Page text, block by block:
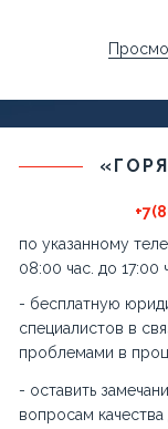
по указанному
08:00 час. до 17:00
- бесплатную
специалистов в
проблемами в
- оставить
вопросам качества